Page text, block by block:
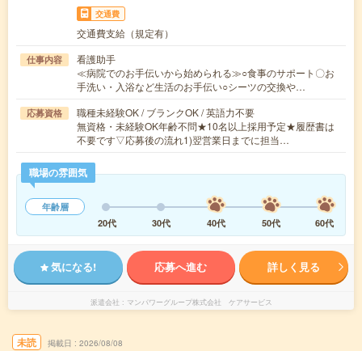
交通費
交通費支給（規定有）
仕事内容
看護助手
≪病院でのお手伝いから始められる≫○食事のサポート〇お
手洗い・入浴など生活のお手伝い○シーツの交換や…
応募資格
職種未経験OK / ブランクOK / 英語力不要
無資格・未経験OK年齢不問★10名以上採用予定★履歴書は
不要です▽応募後の流れ1)翌営業日までに担当…
職場の雰囲気
年齢層
20代
30代 40代 50代 60代
気になる! 応募へ進む 詳しく見る
派遣会社 マンパワーグループ株式会社 ケアサービス
未読 掲載日 2026/08/08